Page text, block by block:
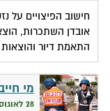
חישוב הפיצויים על
אובדן השתכרות,
התאמת דיור
מי
28 לאוגוסט 2017